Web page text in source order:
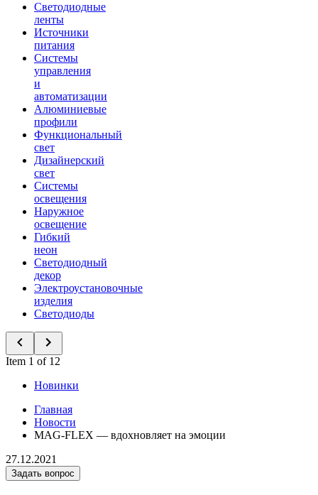
Светодиодные
ленты
Источники
питания
Системы
управления
и
автоматизации
Алюминиевые
профили
Функциональный
свет
Дизайнерский
свет
Системы
освещения
Наружное
освещение
Гибкий
неон
Светодиодный
декор
Электроустановочные
изделия
Светодиоды
Item 1 of 12
Новинки
Главная
Новости
MAG-FLEX — вдохновляет на эмоции
27.12.2021
Задать вопрос